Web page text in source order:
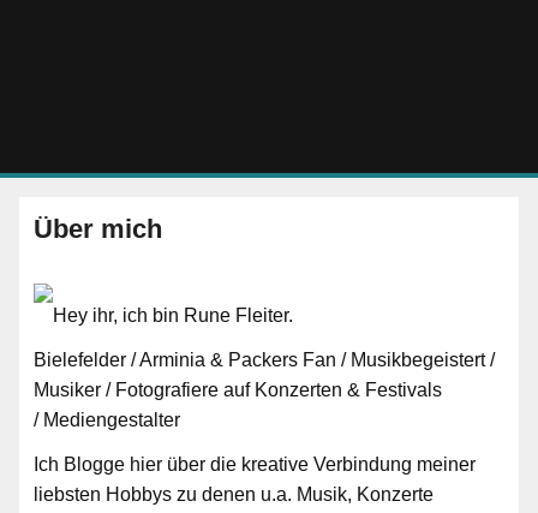
Über mich
Hey ihr, ich bin Rune Fleiter.
Bielefelder / Arminia & Packers Fan / Musikbegeistert /
Musiker / Fotografiere auf Konzerten & Festivals
/ Mediengestalter
Ich Blogge hier über die kreative Verbindung meiner
liebsten Hobbys zu denen u.a. Musik, Konzerte